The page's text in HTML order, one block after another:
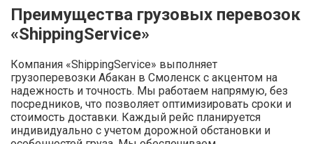
Преимущества грузовых перевозок
«ShippingService»
Компания «ShippingService» выполняет
грузоперевозки Абакан в Смоленск с акцентом на
надежность и точность. Мы работаем напрямую, без
посредников, что позволяет оптимизировать сроки и
стоимость доставки. Каждый рейс планируется
индивидуально с учетом дорожной обстановки и